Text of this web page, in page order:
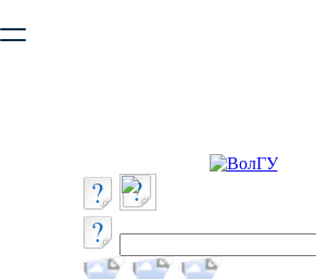
безопасную работу с сайтом. Пожалуйста